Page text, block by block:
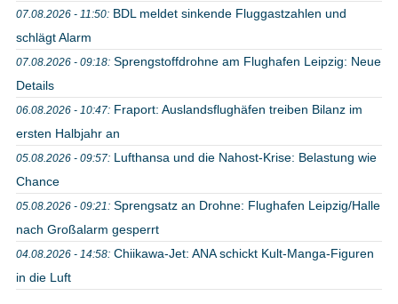
07.08.2026 - 11:50: BDL meldet sinkende Fluggastzahlen und
schlägt Alarm
07.08.2026 - 09:18: Sprengstoffdrohne am Flughafen Leipzig: Neue
Details
06.08.2026 - 10:47: Fraport: Auslandsflughäfen treiben Bilanz im
ersten Halbjahr an
05.08.2026 - 09:57: Lufthansa und die Nahost-Krise: Belastung wie
Chance
05.08.2026 - 09:21: Sprengsatz an Drohne: Flughafen Leipzig/Halle
nach Großalarm gesperrt
04.08.2026 - 14:58: Chiikawa-Jet: ANA schickt Kult-Manga-Figuren
in die Luft